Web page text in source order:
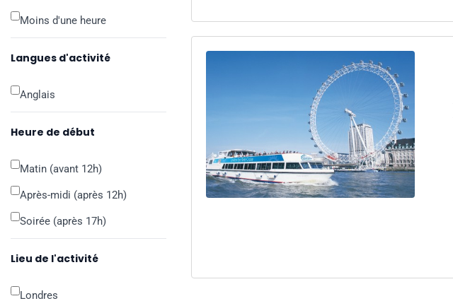
Moins d'une heure
Langues d'activité
Anglais
Heure de début
Matin (avant 12h)
Après-midi (après 12h)
Soirée (après 17h)
Lieu de l'activité
Londres